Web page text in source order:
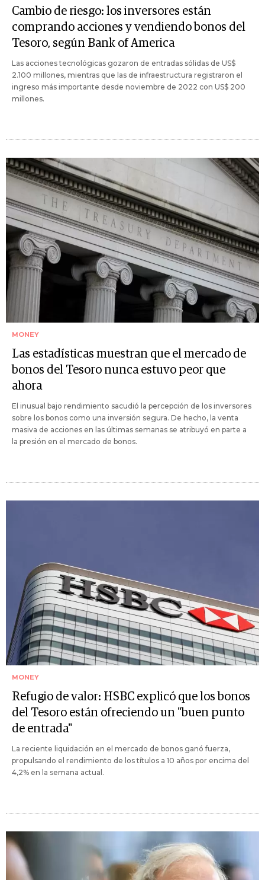
Cambio de riesgo: los inversores están
comprando acciones y vendiendo bonos del
Tesoro, según Bank of America
Las acciones tecnológicas gozaron de entradas sólidas de US$
2.100 millones, mientras que las de infraestructura registraron el
ingreso más importante desde noviembre de 2022 con US$ 200
millones.
MONEY
Las estadísticas muestran que el mercado de
bonos del Tesoro nunca estuvo peor que
ahora
El inusual bajo rendimiento sacudió la percepción de los inversores
sobre los bonos como una inversión segura. De hecho, la venta
masiva de acciones en las últimas semanas se atribuyó en parte a
la presión en el mercado de bonos.
MONEY
Refugio de valor: HSBC explicó que los bonos
del Tesoro están ofreciendo un "buen punto
de entrada"
La reciente liquidación en el mercado de bonos ganó fuerza,
propulsando el rendimiento de los títulos a 10 años por encima del
4,2% en la semana actual.